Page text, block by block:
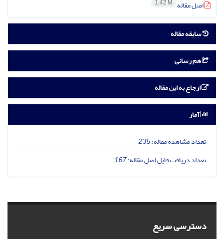
اصل مقاله 1.42 M
سابقه مقاله
هم رسانی
ارجاع به این مقاله
آمار
تعداد مشاهده مقاله:235
تعداد دریافت فایل اصل مقاله:167
دسترسی سریع